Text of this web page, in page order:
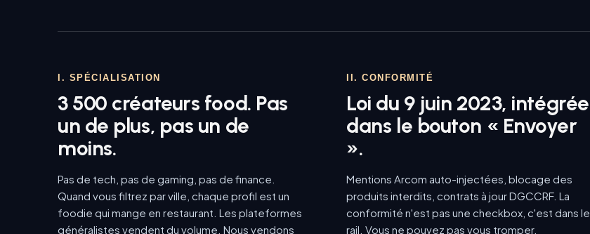
I. SPÉCIALISATION
3 500 créateurs food. Pas
un de plus, pas un de
moins.
Pas de tech, pas de gaming, pas de finance.
Quand vous filtrez par ville, chaque profil est un
foodie qui mange en restaurant. Les plateformes
généralistes vendent du volume. Nous vendons
II. CONFORMITÉ
Loi du 9 juin 2023, intégrée
dans le bouton « Envoyer
».
Mentions Arcom auto-injectées, blocage des
produits interdits, contrats à jour DGCCRF. La
conformité n'est pas une checkbox, c'est dans le
rail. Vous ne pouvez pas vous tromper.